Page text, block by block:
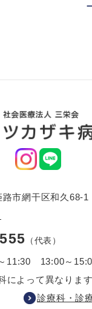
市網干区和久68-1
（代表）
11:30 13:00～
によって異なります
診療科・診